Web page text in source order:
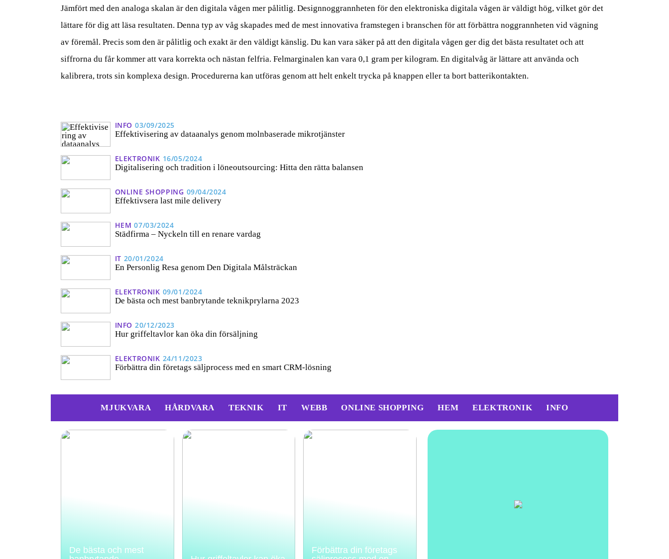
Jämfört med den analoga skalan är den digitala vågen mer pålitlig. Designnoggrannheten för den elektroniska digitala vågen är väldigt hög, vilket gör det
lättare för dig att läsa resultaten. Denna typ av våg skapades med de mest innovativa framstegen i branschen för att förbättra noggrannheten vid vägning
av föremål. Precis som den är pålitlig och exakt är den väldigt känslig. Du kan vara säker på att den digitala vågen ger dig det bästa resultatet och att
siffrorna du får kommer att vara korrekta och nästan felfria. Felmarginalen kan vara 0,1 gram per kilogram. En digitalvåg är lättare att använda och
kalibrera, trots sin komplexa design. Procedurerna kan utföras genom att helt enkelt trycka på knappen eller ta bort batterikontakten.
INFO 03/09/2025
Effektivisering av dataanalys genom molnbaserade mikrotjänster
ELEKTRONIK 16/05/2024
Digitalisering och tradition i löneoutsourcing: Hitta den rätta balansen
ONLINE SHOPPING 09/04/2024
Effektivsera last mile delivery
HEM 07/03/2024
Städfirma – Nyckeln till en renare vardag
IT 20/01/2024
En Personlig Resa genom Den Digitala Målsträckan
ELEKTRONIK 09/01/2024
De bästa och mest banbrytande teknikprylarna 2023
INFO 20/12/2023
Hur griffeltavlor kan öka din försäljning
ELEKTRONIK 24/11/2023
Förbättra din företags säljprocess med en smart CRM-lösning
MJUKVARA HÅRDVARA TEKNIK IT WEBB ONLINE SHOPPING HEM ELEKTRONIK INFO
De bästa och mest
Förbättra din företags